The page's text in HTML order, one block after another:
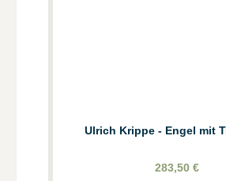
Ulrich Krippe - Engel mit
283,50 €